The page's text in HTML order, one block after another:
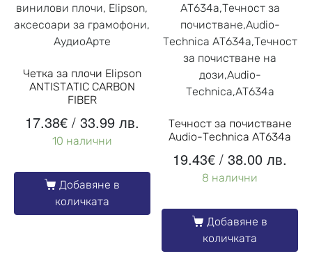
Четка за плочи Elipson
ANTISTATIC CARBON
FIBER
17.38€/ 33.99 лв.
10 налични
Добавяне в
количката
Течност за почистване
Audio-Technica AT634a
19.43€ / 38.00 лв.
8 налични
Добавяне в
количката